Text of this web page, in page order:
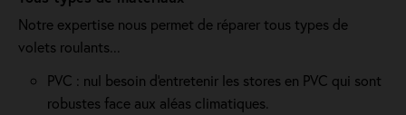
Notre expertise nous permet de réparer tous types de
volets roulants...
PVC : nul besoin d'entretenir les stores en PVC qui sont
robustes face aux aléas climatiques.